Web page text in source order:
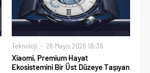
Teknoloji 28 Mayıs 2026 18:36
Xiaomi, Premium Hayat
Ekosistemini Bir Üst Düzeye Taşıyan